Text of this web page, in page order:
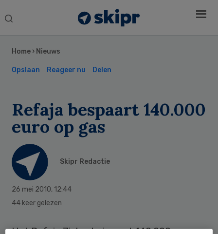
Search
Home › Nieuws
Opslaan Reageer nu Delen
Refaja bespaart 140.000
euro op gas
Skipr Redactie
26 mei 2010, 12:44
44 keer gelezen
Het Refaja Ziekenhuis gaat 140.000 euro
Sidebar